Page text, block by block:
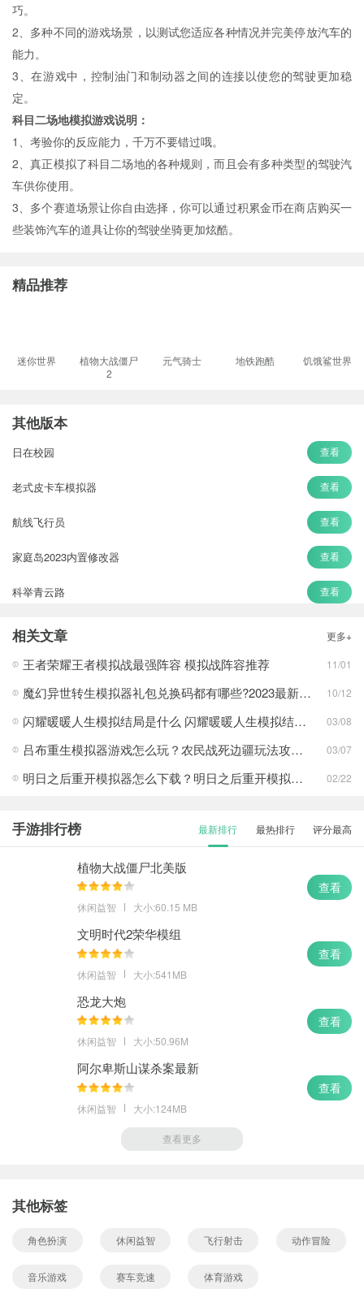
巧。
2、多种不同的游戏场景，以测试您适应各种情况并完美停放汽车的
能力。
3、在游戏中，控制油门和制动器之间的连接以使您的驾驶更加稳
定。
科目二场地模拟游戏说明：
1、考验你的反应能力，千万不要错过哦。
2、真正模拟了科目二场地的各种规则，而且会有多种类型的驾驶汽
车供你使用。
3、多个赛道场景让你自由选择，你可以通过积累金币在商店购买一
些装饰汽车的道具让你的驾驶坐骑更加炫酷。
精品推荐
迷你世界
植物大战僵尸
2
元气骑士 地铁跑酷 饥饿鲨世界
其他版本
日在校园 查看
老式皮卡车模拟器 查看
航线飞行员 查看
家庭岛2023内置修改器 查看
科举青云路 查看
长生劫
荒岛的王 查看
相关文章 更多+
王者荣耀王者模拟战最强阵容 模拟战阵容推荐 11/01
魔幻异世转生模拟器礼包兑换码都有哪些?2023最新礼包兑换码一览 10/12
闪耀暖暖人生模拟结局是什么 闪耀暖暖人生模拟结局攻略 03/08
吕布重生模拟器游戏怎么玩？农民战死边疆玩法攻略介绍一览 03/07
明日之后重开模拟器怎么下载？明日之后重开模拟器怎么玩？ 02/22
手游排行榜 最新排行 最热排行 评分最高
植物大战僵尸北美版
休闲益智 大小:60.15 MB
查看
文明时代2荣华模组
休闲益智 大小:541MB
查看
恐龙大炮
休闲益智 大小:50.96M
查看
阿尔卑斯山谋杀案最新
休闲益智 大小:124MB
查看
查看更多
其他标签
角色扮演 休闲益智 飞行射击 动作冒险
音乐游戏 赛车竞速 体育游戏